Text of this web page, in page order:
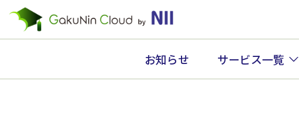
お知らせ サービス一覧